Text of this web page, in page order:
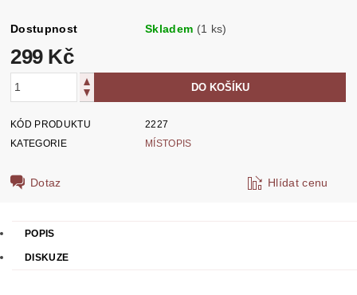
Dostupnost Skladem (1 ks)
299 Kč
KÓD PRODUKTU
2227
KATEGORIE
MÍSTOPIS
Dotaz Hlídat cenu
POPIS
DISKUZE